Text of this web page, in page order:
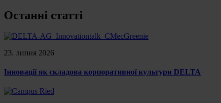
Останні статті
23. липня 2026
Інновації як складова корпоративної культури DELTA